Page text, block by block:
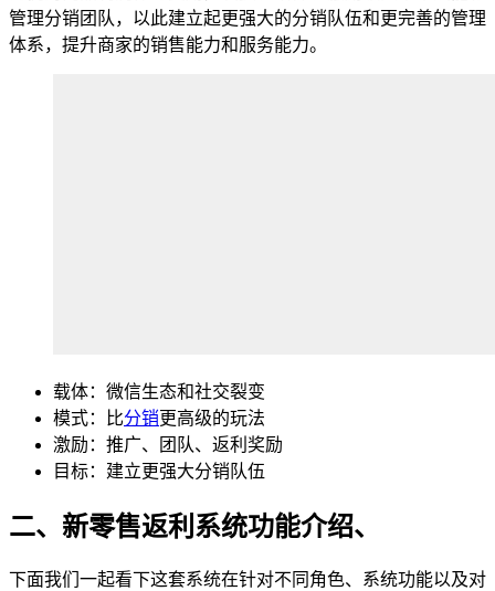
管理分销团队，以此建立起更强大的分销队伍和更完善的管理
体系，提升商家的销售能力和服务能力。
载体：微信生态和社交裂变
模式：比分销更高级的玩法
激励：推广、团队、返利奖励
目标：建立更强大分销队伍
二、新零售返利系统功能介绍、
下面我们一起看下这套系统在针对不同角色、系统功能以及对